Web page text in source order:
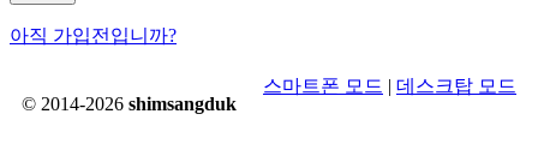
아직 가입전입니까?
© 2014-2026 shimsangduk
스마트폰 모드 | 데스크탑 모드